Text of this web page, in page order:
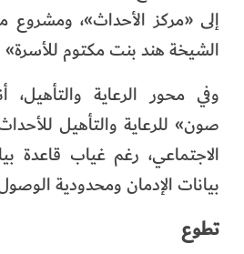
إلى «مركز الأحداث»، ومشروع
الشيخة هند بنت مكتوم
وفي محور الرعاية والتأهيل،
صون» للرعاية والتأهيل
الاجتماعي، رغم غياب قاعدة
بيانات الإدمان ومحدودية
تطوع